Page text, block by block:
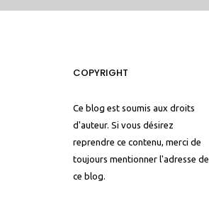
COPYRIGHT
Ce blog est soumis aux droits
d'auteur. Si vous désirez
reprendre ce contenu, merci de
toujours mentionner l'adresse de
ce blog.